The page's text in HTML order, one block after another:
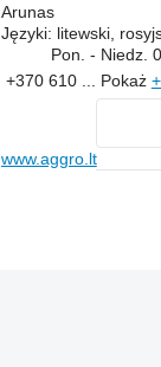
Arunas
Języki: litewski,
Pon. - Niedz.
+370 610 ... Pokaż
www.aggro.lt